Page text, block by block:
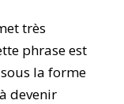
très
phrase est
la forme
devenir